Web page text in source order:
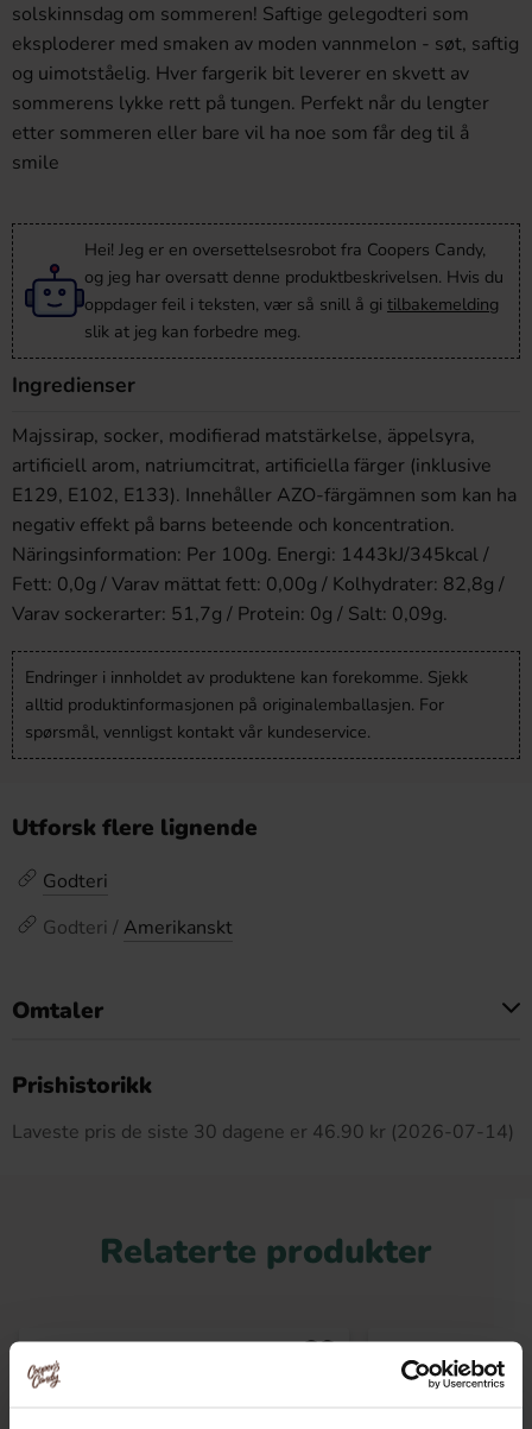
solskinnsdag om sommeren! Saftige gelegodteri som
eksploderer med smaken av moden vannmelon - søt, saftig
og uimotståelig. Hver fargerik bit leverer en skvett av
sommerens lykke rett på tungen. Perfekt når du lengter
etter sommeren eller bare vil ha noe som får deg til å
smile
Hei! Jeg er en oversettelsesrobot fra Coopers Candy,
og jeg har oversatt denne produktbeskrivelsen. Hvis du
oppdager feil i teksten, vær så snill å gi tilbakemelding
slik at jeg kan forbedre meg.
Ingredienser
Majssirap, socker, modifierad matstärkelse, äppelsyra,
artificiell arom, natriumcitrat, artificiella färger (inklusive
E129, E102, E133). Innehåller AZO-färgämnen som kan ha
negativ effekt på barns beteende och koncentration.
Näringsinformation: Per 100g. Energi: 1443kJ/345kcal /
Fett: 0,0g / Varav mättat fett: 0,00g / Kolhydrater: 82,8g /
Varav sockerarter: 51,7g / Protein: 0g / Salt: 0,09g.
Endringer i innholdet av produktene kan forekomme. Sjekk
alltid produktinformasjonen på originalemballasjen. For
spørsmål, vennligst kontakt vår kundeservice.
Utforsk flere lignende
Godteri
Godteri / Amerikanskt
Omtaler
Prishistorikk
Laveste pris de siste 30 dagene er 46.90 kr (2026-07-14)
Relaterte produkter